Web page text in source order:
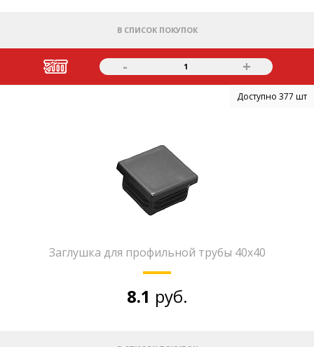
В СПИСОК ПОКУПОК
- 1 +
Доступно 377 шт
Заглушка для профильной трубы 40х40
8.1 руб.